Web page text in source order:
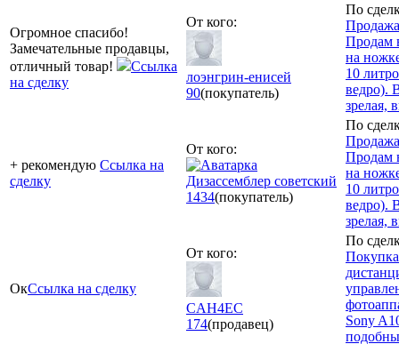
Огромное спасибо!
Замечательные продавцы,
отличный товар!
Ссылка
на сделку
От кого:
лоэнгрин-енисей
90(покупатель)
По
Продам
на
10
ведро).
зрелая,
+ рекомендую Ссылка на
сделку
От кого:
Дизассемблер советский
1434(покупатель)
По
Продам
на
10
ведро).
зрелая,
ОкСсылка на сделку
От кого:
CAH4EC
174(продавец)
По
Sony